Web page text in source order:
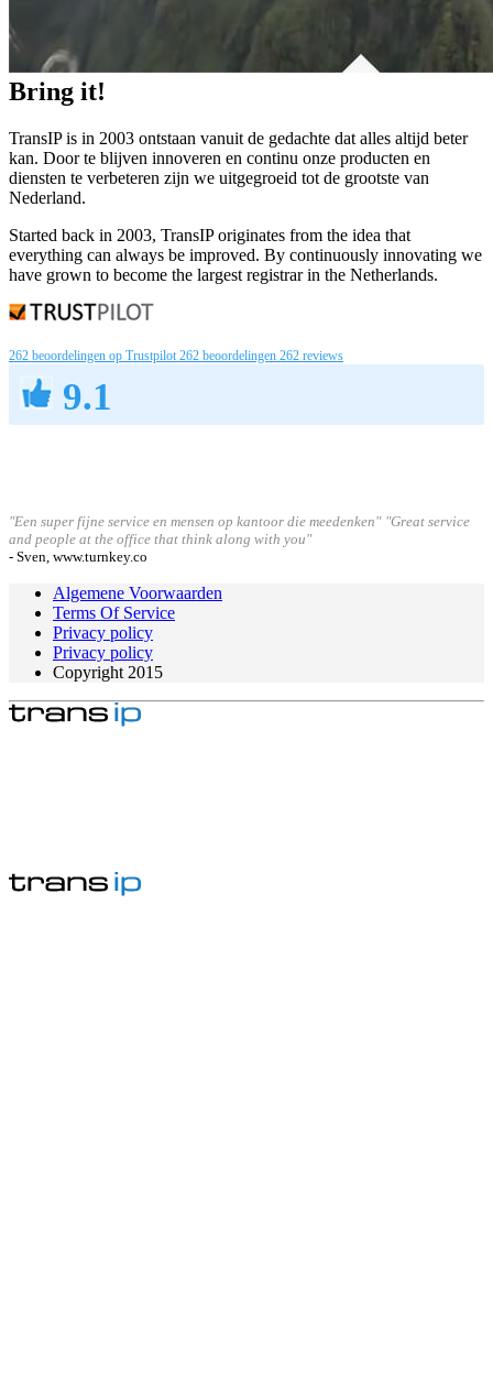
Bring it!
TransIP is in 2003 ontstaan vanuit de gedachte dat alles altijd beter
kan. Door te blijven innoveren en continu onze producten en
diensten te verbeteren zijn we uitgegroeid tot de grootste van
Nederland.
Started back in 2003, TransIP originates from the idea that
everything can always be improved. By continuously innovating we
have grown to become the largest registrar in the Netherlands.
262 beoordelingen op Trustpilot 262 beoordelingen 262 reviews
9.1
"Een super fijne service en mensen op kantoor die meedenken" "Great service
and people at the office that think along with you"
- Sven, www.turnkey.co
Algemene Voorwaarden
Terms Of Service
Privacy policy
Privacy policy
Copyright 2015